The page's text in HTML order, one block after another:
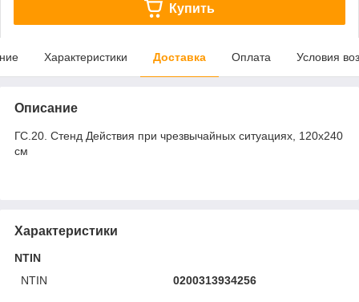
Купить
Характеристики Доставка Оплата Условия
Описание
ГС.20. Стенд Действия при чрезвычайных ситуациях, 120х240
см
Характеристики
NTIN
NTIN
0200313934256